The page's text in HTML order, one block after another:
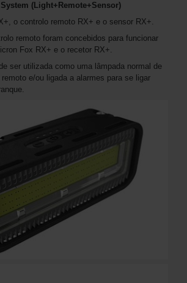
(Light+Remote+Sensor)
o controlo remoto RX+ e o sensor RX+.
remoto foram concebidos para funcionar
Fox RX+ e o recetor RX+.
ser utilizada como uma lâmpada normal de
e/ou ligada a alarmes para se ligar